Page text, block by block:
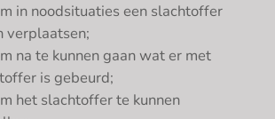
in noodsituaties een slachtoffer
verplaatsen;
na te kunnen gaan wat er met
is gebeurd;
het slachtoffer te kunnen